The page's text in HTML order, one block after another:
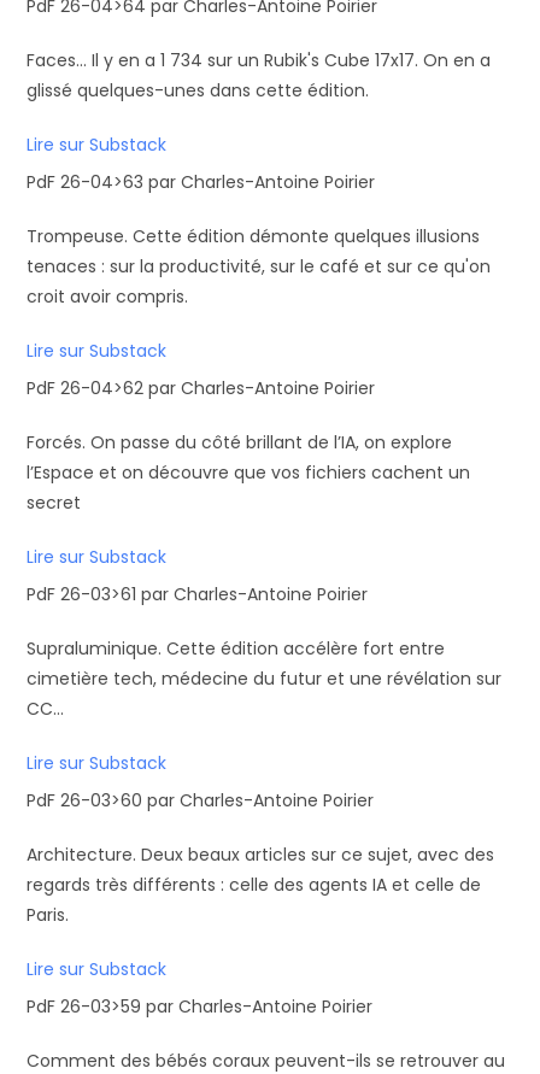
PdF 26-04>64 par Charles-Antoine Poirier
Faces... Il y en a 1 734 sur un Rubik's Cube 17x17. On en a
glissé quelques-unes dans cette édition.
Lire sur Substack
PdF 26-04>63 par Charles-Antoine Poirier
Trompeuse. Cette édition démonte quelques illusions
tenaces : sur la productivité, sur le café et sur ce qu'on
croit avoir compris.
Lire sur Substack
PdF 26-04>62 par Charles-Antoine Poirier
Forcés. On passe du côté brillant de l’IA, on explore
l’Espace et on découvre que vos fichiers cachent un
secret
Lire sur Substack
PdF 26-03>61 par Charles-Antoine Poirier
Supraluminique. Cette édition accélère fort entre
cimetière tech, médecine du futur et une révélation sur
CC...
Lire sur Substack
PdF 26-03>60 par Charles-Antoine Poirier
Architecture. Deux beaux articles sur ce sujet, avec des
regards très différents : celle des agents IA et celle de
Paris.
Lire sur Substack
PdF 26-03>59 par Charles-Antoine Poirier
Comment des bébés coraux peuvent-ils se retrouver au